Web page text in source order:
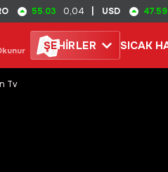
55.03 0,04 USD 47.59
ŞEHİRLER SICAK
Tv